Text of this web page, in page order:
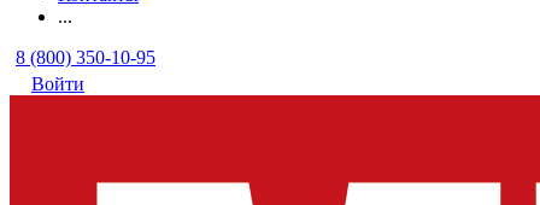
...
8 (800) 350-10-95
Войти